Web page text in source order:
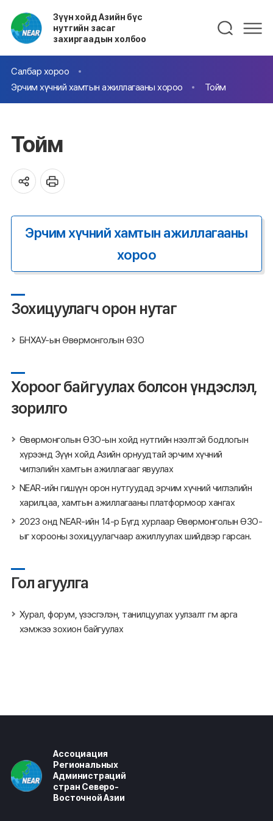
Зүүн хойд Азийн бүс
нутгийн засаг
захиргаадын холбоо
Салбар хороо
Эрчим хүчний хамтын ажиллагааны хороо
Тойм
Тойм
Эрчим хүчний хамтын ажиллагааны
хороо
Зохицуулагч орон нутаг
БНХАУ-ын Өвөрмонголын ӨЗО
Хороог байгуулах болсон үндэслэл,
зорилго
Өвөрмонголын ӨЗО-ын хойд нутгийн нээлтэй бодлогын
хүрээнд Зүүн хойд Азийн орнуудтай эрчим хүчний
чиглэлийн хамтын ажиллагааг явуулах
NEAR-ийн гишүүн орон нутгуудад эрчим хүчний чиглэлийн
харилцаа, хамтын ажиллагааны платформоор хангах
2023 онд NEAR-ийн 14-р Бүгд хурлаар Өвөрмонголын ӨЗО-
ыг хорооны зохицуулагчаар ажиллуулах шийдвэр гарсан.
Гол агуулга
Хурал, форум, үзэсгэлэн, танилцуулах уулзалт гм арга
хэмжээ зохион байгуулах
Ассоциация
Региональных
Администраций
стран Северо-
Восточной Азии